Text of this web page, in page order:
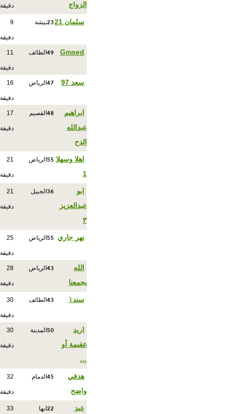
الزواج
دقيقة
سلمان 21 23بيشة 9
دقيقة
Gmsed
49 الطائف 11
دقيقة
سعد 97 47 الرياض 16
دقيقة
ابراهيم
عبدالله
الدح
48 القصيم 17
دقيقة
اهلا وسهلا
1
55 الرياض 21
دقيقة
ابو
عبدالعزيز
٣
36 الجبيل 21
دقيقة
نهر جاري 55 الرياض 25
دقيقة
الله
يجمعنا
43 الرياض 28
دقيقة
سند١ 43 الطائف 30
دقيقة
اريد
عقيمة أو
…
50 المدينة 30
دقيقة
هدفي
واضح
45 الدمام 32
دقيقة
عبد
22 ابها 33